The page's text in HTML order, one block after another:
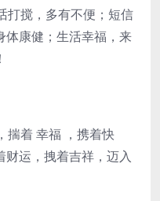
打搅，多有不便；短信
体康健；生活幸福，来
揣着 幸福 ，携着快
运，拽着吉祥，迈入